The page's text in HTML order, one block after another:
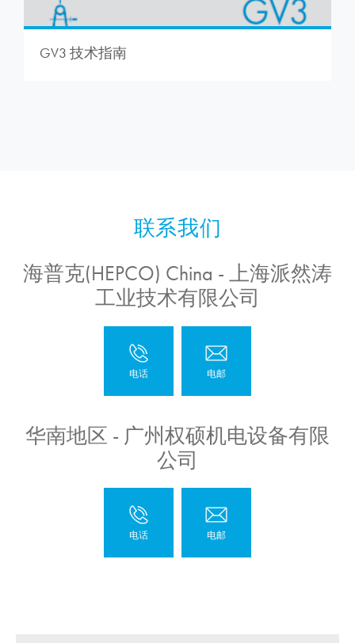
GV3 技术指南
海普克(HEPCO) China - 上海派然涛
工业技术有限公司
华南地区 - 广州权硕机电设备有限
公司